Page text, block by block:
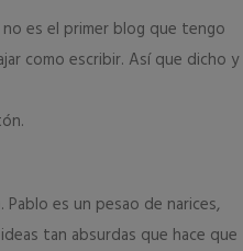
es el primer blog que tengo
como escribir. Así que dicho y
es un pesao de narices,
tan absurdas que hace que